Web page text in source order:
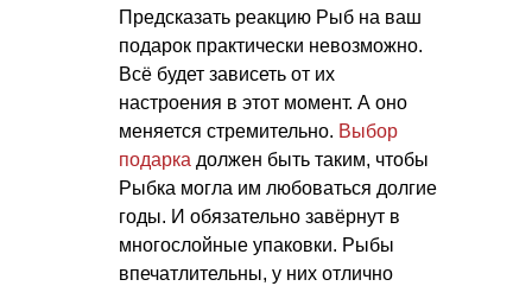
Предсказать реакцию Рыб на ваш
подарок практически невозможно.
Всё будет зависеть от их
настроения в этот момент. А оно
меняется стремительно. Выбор
подарка должен быть таким, чтобы
Рыбка могла им любоваться долгие
годы. И обязательно завёрнут в
многослойные упаковки. Рыбы
впечатлительны, у них отлично